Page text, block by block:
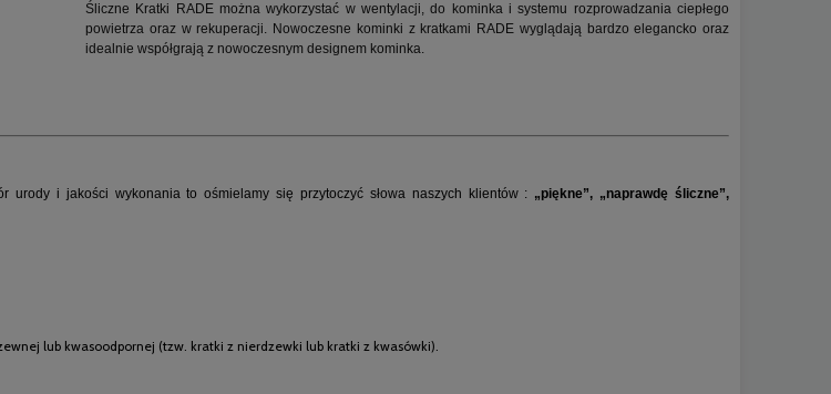
Śliczne Kratki RADE można wykorzystać w wentylacji, do kominka i systemu rozprowadzania ciepłego
powietrza oraz w rekuperacji. Nowoczesne kominki z kratkami RADE wyglądają bardzo elegancko oraz
idealnie współgrają z nowoczesnym designem kominka.
i jakości wykonania to ośmielamy się przytoczyć słowa naszych klientów : „piękne”, „naprawdę śliczne”,
lub kwasoodpornej (tzw. kratki z nierdzewki lub kratki z kwasówki).